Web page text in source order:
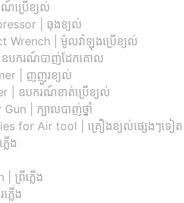
ប្រើខ្យល់
| ធុងខ្យល់
Wrench | ម៉ូលវ៉ាឡុងប្រើខ្យល់
ឧបករណ៍បាញ់ដែកគោល
| ញញួរខ្យល់
| ឧបករណ៍ខាត់ប្រើខ្យល់
| ក្បាលបាញ់ថ្នាំ
for Air tool | គ្រឿងខ្យល់ផ្សេងៗទៀត
ើង
ព្រីភ្លើង
លើង